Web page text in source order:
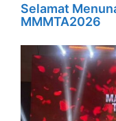
Selamat
MMMTA2026